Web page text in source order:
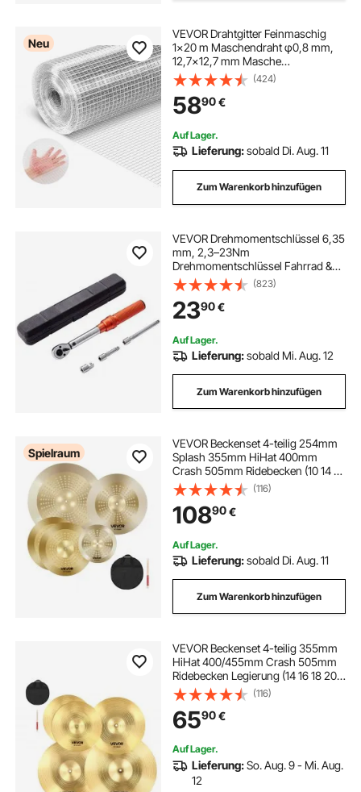
Neu
VEVOR Drahtgitter Feinmaschig
1x20 m Maschendraht φ0,8 mm,
12,7x12,7 mm Masche
Feuerverzinkt, Drahtgitterrolle,
Volierendraht, Kaninchendraht,
Hühnerdraht, Hasendraht, für
Geflügelkäfige
(424)
5890€
Auf Lager.
Lieferung:sobald Di. Aug. 11
Zum Warenkorb hinzufügen
VEVOR Drehmomentschlüssel 6,35
mm, 2,3–23Nm
Drehmomentschlüssel Fahrrad &
Motorrad Set, ± 3%
Fehlergenauigkeit 2
Verlängerungsstangen 127 &
76.2mm, 12.7 mm-6,35 mm
Adapter, 72 Zähne Ratschenkopf
Einstellbar
(823)
2390€
Auf Lager.
Lieferung:sobald Mi. Aug. 12
Zum Warenkorb hinzufügen
Spielraum
VEVOR Beckenset 4-teilig 254mm
Splash 355mm HiHat 400mm
Crash 505mm Ridebecken (10 14 16
20 Inches)
(116)
10890€
Auf Lager.
Lieferung:sobald Di. Aug. 11
Zum Warenkorb hinzufügen
VEVOR Beckenset 4-teilig 355mm
HiHat 400/455mm Crash 505mm
Ridebecken Legierung (14 16 18 20
inch)
(116)
6590€
Auf Lager.
Lieferung:So. Aug. 9 - Mi. Aug.
12